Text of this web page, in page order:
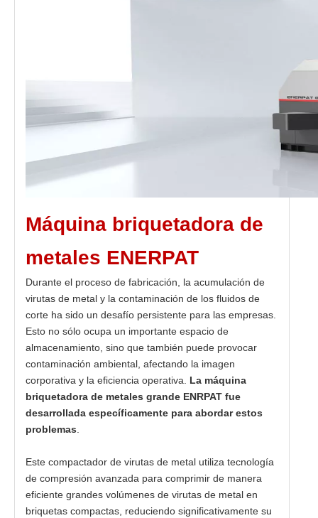
Máquina briquetadora de
metales ENERPAT
Durante el proceso de fabricación, la acumulación de
virutas de metal y la contaminación de los fluidos de
corte ha sido un desafío persistente para las empresas.
Esto no sólo ocupa un importante espacio de
almacenamiento, sino que también puede provocar
contaminación ambiental, afectando la imagen
corporativa y la eficiencia operativa. La máquina
briquetadora de metales grande ENRPAT fue
desarrollada específicamente para abordar estos
problemas
Este compactador de virutas de metal utiliza tecnología
de compresión avanzada para comprimir de manera
eficiente grandes volúmenes de virutas de metal en
briquetas compactas, reduciendo significativamente su